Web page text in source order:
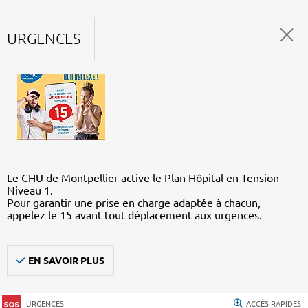
URGENCES
Le CHU de Montpellier active le Plan Hôpital en Tension –
Niveau 1.
Pour garantir une prise en charge adaptée à chacun,
appelez le 15 avant tout déplacement aux urgences.
EN SAVOIR PLUS
URGENCES ACCÈS RAPIDES